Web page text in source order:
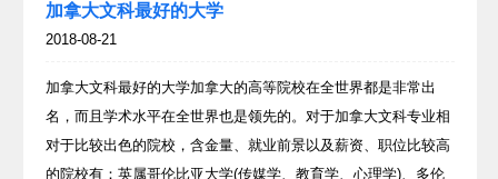
加拿大文科最好的大学
2018-08-21
加拿大文科最好的大学加拿大的高等院校在全世界都是非常出
名，而且学术水平在全世界也是领先的。对于加拿大文科专业相
对于比较出色的院校，含金量、就业前景以及薪资、职位比较高
的院校有：英属哥伦比亚大学(传媒学、教育学、心理学)、多伦